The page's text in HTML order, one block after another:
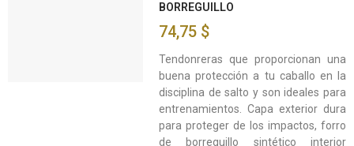
BORREGUILLO
74,75 $
Tendonreras que proporcionan una
buena protección a tu caballo en la
disciplina de salto y son ideales para
entrenamientos. Capa exterior dura
para proteger de los impactos, forro
de borreguillo sintético interior